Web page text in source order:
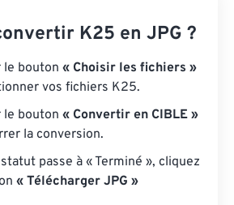
K25 en JPG ?
le bouton « Choisir les fichiers »
vos fichiers K25.
le bouton « Convertir en CIBLE »
la conversion.
passe à « Terminé », cliquez
« Télécharger JPG »